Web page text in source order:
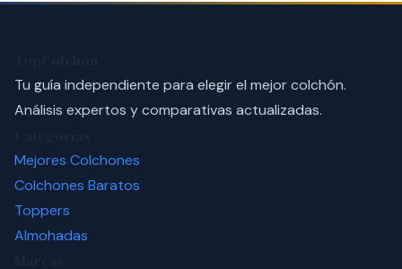
Tu guía independiente para elegir el mejor colchón.
Análisis expertos y comparativas actualizadas.
Mejores Colchones
Colchones Baratos
Toppers
Almohadas